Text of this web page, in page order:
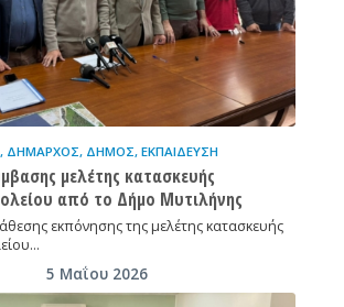
, ΔΉΜΑΡΧΟΣ, ΔΉΜΟΣ, ΕΚΠΑΊΔΕΥΣΗ
μελέτης κατασκευής
από το Δήμο Μυτιλήνης
εκπόνησης της μελέτης κατασκευής
5 Μαΐου 2026